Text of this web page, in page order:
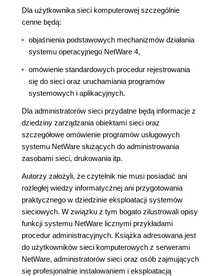
Dla użytkownika sieci komputerowej szczególnie
cenne będą:
objaśnienia podstawowych mechanizmów działania
systemu operacyjnego NetWare 4,
omówienie standardowych procedur rejestrowania
się do sieci oraz uruchamiania programów
systemowych i aplikacyjnych.
Dla administratorów sieci przydatne będą informacje z
dziedziny zarządzania obiektami sieci oraz
szczegółowe omówienie programów usługowych
systemu NetWare służących do administrowania
zasobami sieci, drukowania itp.
Autorzy założyli, że czytelnik nie musi posiadać ani
rozległej wiedzy informatycznej ani przygotowania
praktycznego w dziedzinie eksploatacji systemów
sieciowych. W związku z tym bogato zilustrowali opisy
funkcji systemu NetWare licznymi przykładami
procedur administracyjnych. Książka adresowana jest
do użytkowników sieci komputerowych z serwerami
NetWare, administratorów sieci oraz osób zajmujących
się profesjonalnie instalowaniem i eksploatacją